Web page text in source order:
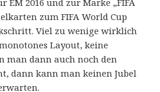
EM 2016 und zur Marke „FIFA
zum FIFA World Cup
Viel zu wenige wirklich
Layout, keine
man dann auch noch den
dann kann man keinen Jubel